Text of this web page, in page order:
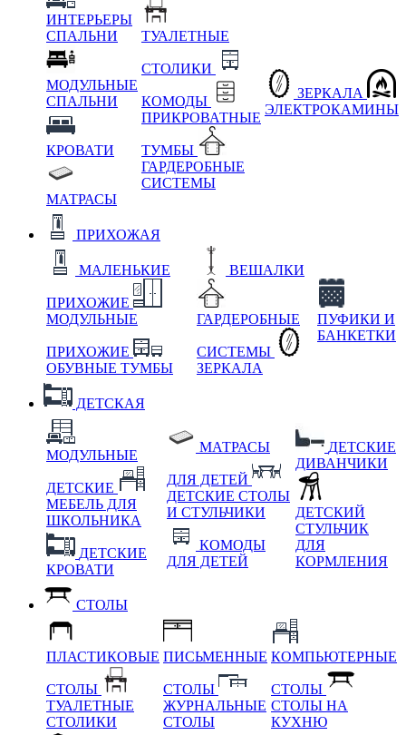
ИНТЕРЬЕРЫ
СПАЛЬНИ
МОДУЛЬНЫЕ
СПАЛЬНИ
КРОВАТИ
МАТРАСЫ
ТУАЛЕТНЫЕ
СТОЛИКИ
КОМОДЫ
ПРИКРОВАТНЫЕ
ТУМБЫ
ГАРДЕРОБНЫЕ
СИСТЕМЫ
ЗЕРКАЛА
ЭЛЕКТРОКАМИНЫ
ПРИХОЖАЯ
МАЛЕНЬКИЕ
ПРИХОЖИЕ
МОДУЛЬНЫЕ
ПРИХОЖИЕ
ОБУВНЫЕ ТУМБЫ
ВЕШАЛКИ
ГАРДЕРОБНЫЕ
СИСТЕМЫ
ЗЕРКАЛА
ПУФИКИ И
БАНКЕТКИ
ДЕТСКАЯ
МОДУЛЬНЫЕ
ДЕТСКИЕ
МЕБЕЛЬ ДЛЯ
ШКОЛЬНИКА
ДЕТСКИЕ
КРОВАТИ
МАТРАСЫ
ДЛЯ ДЕТЕЙ
ДЕТСКИЕ СТОЛЫ
И СТУЛЬЧИКИ
КОМОДЫ
ДЛЯ ДЕТЕЙ
ДЕТСКИЕ
ДИВАНЧИКИ
ДЕТСКИЙ
СТУЛЬЧИК
ДЛЯ
КОРМЛЕНИЯ
СТОЛЫ
ПЛАСТИКОВЫЕ
СТОЛЫ
ТУАЛЕТНЫЕ
СТОЛИКИ
ПИСЬМЕННЫЕ
СТОЛЫ
ЖУРНАЛЬНЫЕ
СТОЛЫ
КОМПЬЮТЕРНЫЕ
СТОЛЫ
СТОЛЫ НА
КУХНЮ